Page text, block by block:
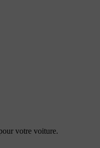
votre voiture.